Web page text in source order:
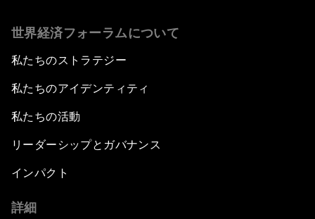
世界経済フォーラムについて
私たちのストラテジー
私たちのアイデンティティ
私たちの活動
リーダーシップとガバナンス
インパクト
詳細